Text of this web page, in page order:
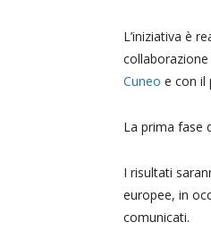
L’iniziativa è
collaborazione
Cuneo e con il
La prima fase
I risultati
europee, in
comunicati.